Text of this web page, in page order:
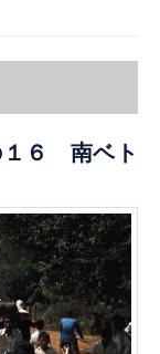
１６ 南ベト